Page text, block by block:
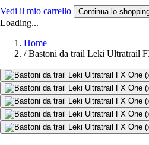
Vedi il mio carrello Continua lo
Loading...
Home
/ Bastoni da trail Leki Ultratrail